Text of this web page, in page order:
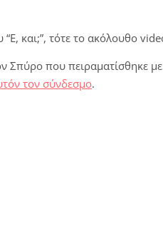
και;”, τότε το ακόλουθο
που πειραματίσθηκε
τον σύνδεσμο.